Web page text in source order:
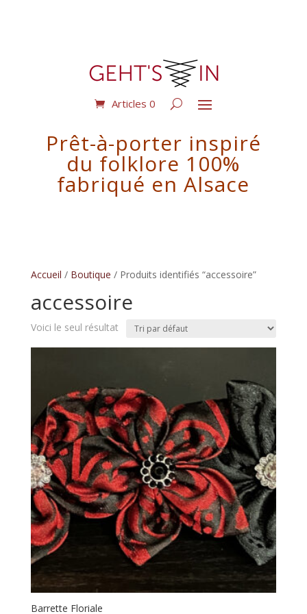
Articles 0
Prêt-à-porter inspiré
du folklore 100%
fabriqué en Alsace
Accueil / Boutique / Produits identifiés “accessoire”
accessoire
Voici le seul résultat
Barrette Floriale